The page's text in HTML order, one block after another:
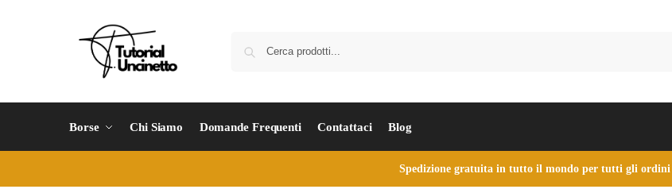
Borse Chi Siamo Domande Frequenti Contattaci Blog
Spedizione gratuita in tutto il mondo per tutti gli ordini